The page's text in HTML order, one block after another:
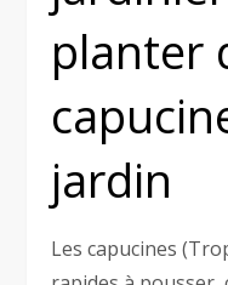
planter
jardin
Les capucines